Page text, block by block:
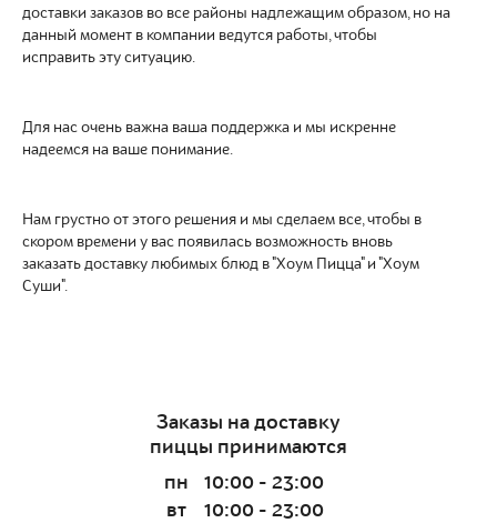
доставки заказов во все районы надлежащим образом, но на
данный момент в компании ведутся работы, чтобы
исправить эту ситуацию.
Для нас очень важна ваша поддержка и мы искренне
надеемся на ваше понимание.
Нам грустно от этого решения и мы сделаем все, чтобы в
скором времени у вас появилась возможность вновь
заказать доставку любимых блюд в "Хоум Пицца" и "Хоум
Суши".
Заказы на доставку
пиццы принимаются
пн
10:00 - 23:00
вт
10:00 - 23:00